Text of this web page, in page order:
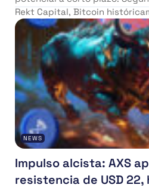
Rekt Capital, Bitcoin
NEWS
Impulso alcista: AXS
resistencia de USD